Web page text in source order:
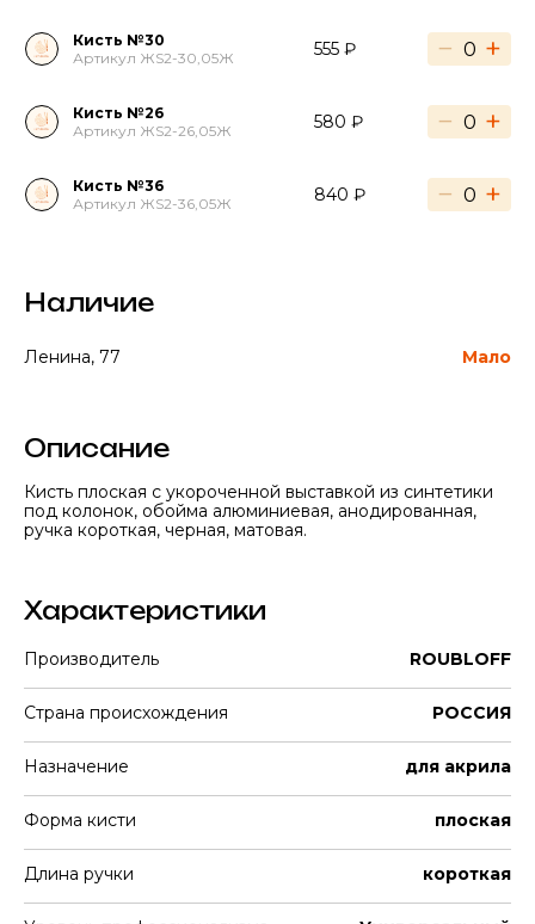
Кисть №30
Артикул ЖS2-30,05Ж
555 ₽ − +
Кисть №26
Артикул ЖS2-26,05Ж
580 ₽ − +
Кисть №36
Артикул ЖS2-36,05Ж
840 ₽ − +
Наличие
Ленина, 77 Мало
Описание
Кисть плоская с укороченной выставкой из синтетики
под колонок, обойма алюминиевая, анодированная,
ручка короткая, черная, матовая.
Характеристики
Производитель ROUBLOFF
Страна происхождения РОССИЯ
Назначение для акрила
Форма кисти плоская
Длина ручки короткая